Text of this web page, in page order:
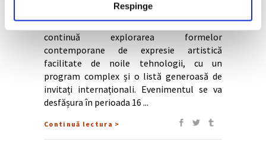
Respinge
Festivalul NOVA, ajuns la a patra ediție,
organizat de Asociația Prezent Continuu,
continuă explorarea formelor
contemporane de expresie artistică
facilitate de noile tehnologii, cu un
program complex și o listă generoasă de
invitați internaționali. Evenimentul se va
desfășura în perioada 16
Continuă lectura >